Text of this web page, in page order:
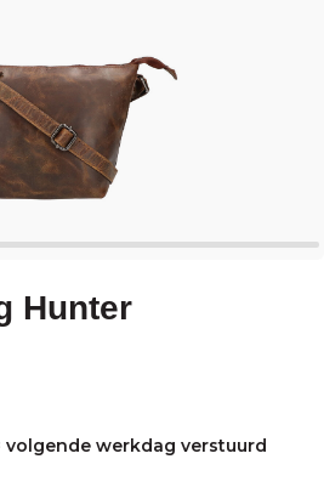
Hunter
volgende werkdag verstuurd